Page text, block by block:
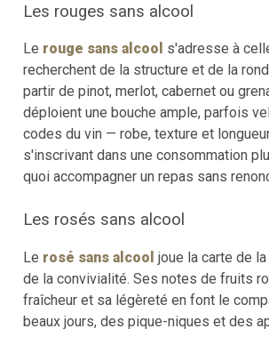
Les rouges sans alcool
Le rouge sans alcool s'adresse à
recherchent de la structure et de la
partir de pinot, merlot, cabernet ou
déploient une bouche ample, parfois
codes du vin — robe, texture et
s'inscrivant dans une consommation
quoi accompagner un repas sans
Les rosés sans alcool
Le rosé sans alcool joue la carte de
de la convivialité. Ses notes de fruits
fraîcheur et sa légèreté en font le
beaux jours, des pique-niques et des